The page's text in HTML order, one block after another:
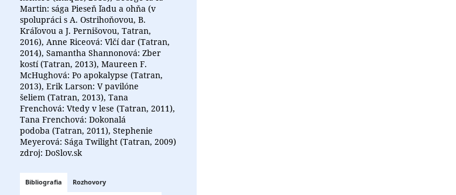
Martin: sága Pieseň ľadu a ohňa (v
spolupráci s A. Ostrihoňovou, B.
Kráľovou a J. Pernišovou, Tatran,
2016), Anne Riceová: Vlčí dar (Tatran,
2014), Samantha Shannonová: Zber
kostí (Tatran, 2013), Maureen F.
McHughová: Po apokalypse (Tatran,
2013), Erik Larson: V pavilóne
šeliem (Tatran, 2013), Tana
Frenchová: Vtedy v lese (Tatran, 2011),
Tana Frenchová: Dokonalá
podoba (Tatran, 2011), Stephenie
Meyerová: Sága Twilight (Tatran, 2009)
zdroj: DoSlov.sk
Bibliografia Rozhovory